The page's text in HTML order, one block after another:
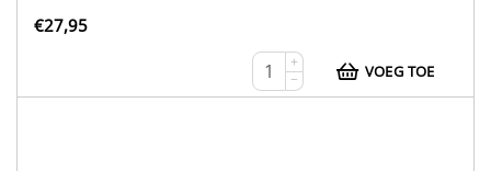
€27,95
+
−
VOEG TOE